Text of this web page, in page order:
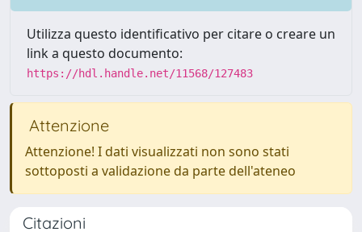
Utilizza questo identificativo per citare o creare un
link a questo documento:
https://hdl.handle.net/11568/127483
Attenzione
Attenzione! I dati visualizzati non sono stati
sottoposti a validazione da parte dell'ateneo
Citazioni